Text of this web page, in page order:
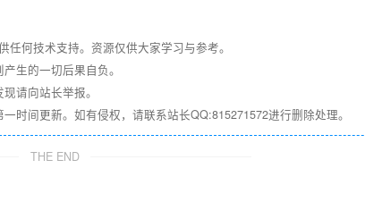
何技术支持。资源仅供大家学习与参考。
生的一切后果自负。
请向站长举报。
时间更新。如有侵权，请联系站长QQ:815271572进行删除处理。
THE END